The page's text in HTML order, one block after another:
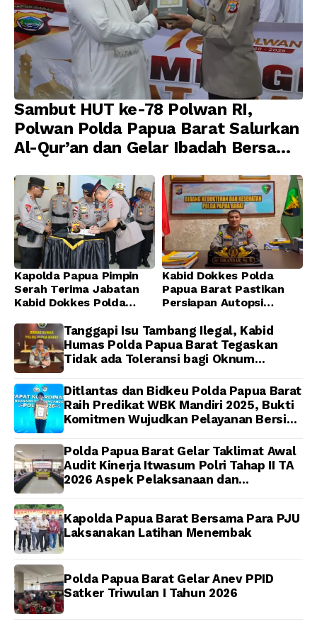
Sambut HUT ke-78 Polwan RI,
Polwan Polda Papua Barat Salurkan
Al-Qur’an dan Gelar Ibadah Bersama
Kapolda Papua Pimpin
Serah Terima Jabatan
Kabid Dokkes Polda
Kabid Dokkes Polda
Papua Barat Pastikan
Persiapan Autopsi
Papua Barat Yanto
Idorway Telah Matang,
Pelaksanaan
Dijadwalkan Kamis
Tanggapi Isu Tambang Ilegal, Kabid
Humas Polda Papua Barat Tegaskan
Tidak ada Toleransi bagi Oknum
Ditlantas dan Bidkeu Polda Papua Barat
Raih Predikat WBK Mandiri 2025, Bukti
Komitmen Wujudkan Pelayanan Bersih
Polda Papua Barat Gelar Taklimat Awal
Audit Kinerja Itwasum Polri Tahap II TA
2026 Aspek Pelaksanaan dan
Kapolda Papua Barat Bersama Para PJU
Laksanakan Latihan Menembak
Polda Papua Barat Gelar Anev PPID
Satker Triwulan I Tahun 2026